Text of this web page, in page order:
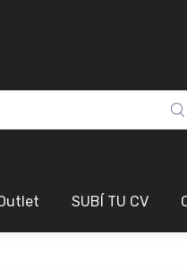
SUBÍ TU CV